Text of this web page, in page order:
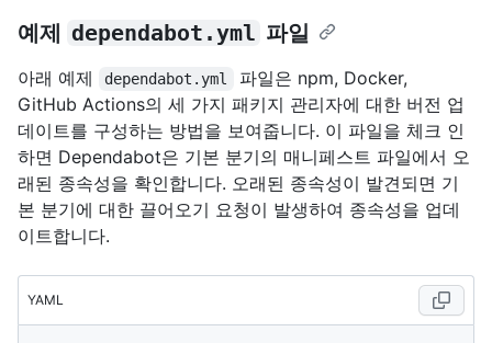
예제 dependabot.yml 파일
아래 예제 dependabot.yml
파일은 npm, Docker,
GitHub Actions의 세 가지 패키지 관리자에 대한 버전 업
데이트를 구성하는 방법을 보여줍니다. 이 파일을 체크 인
하면 Dependabot은 기본 분기의 매니페스트 파일에서 오
래된 종속성을 확인합니다. 오래된 종속성이 발견되면 기
본 분기에 대한 끌어오기 요청이 발생하여 종속성을 업데
이트합니다.
YAML